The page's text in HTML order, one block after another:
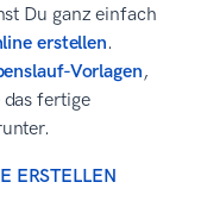
Du ganz einfach
erstellen.
Vorlagen,
das fertige
ERSTELLEN